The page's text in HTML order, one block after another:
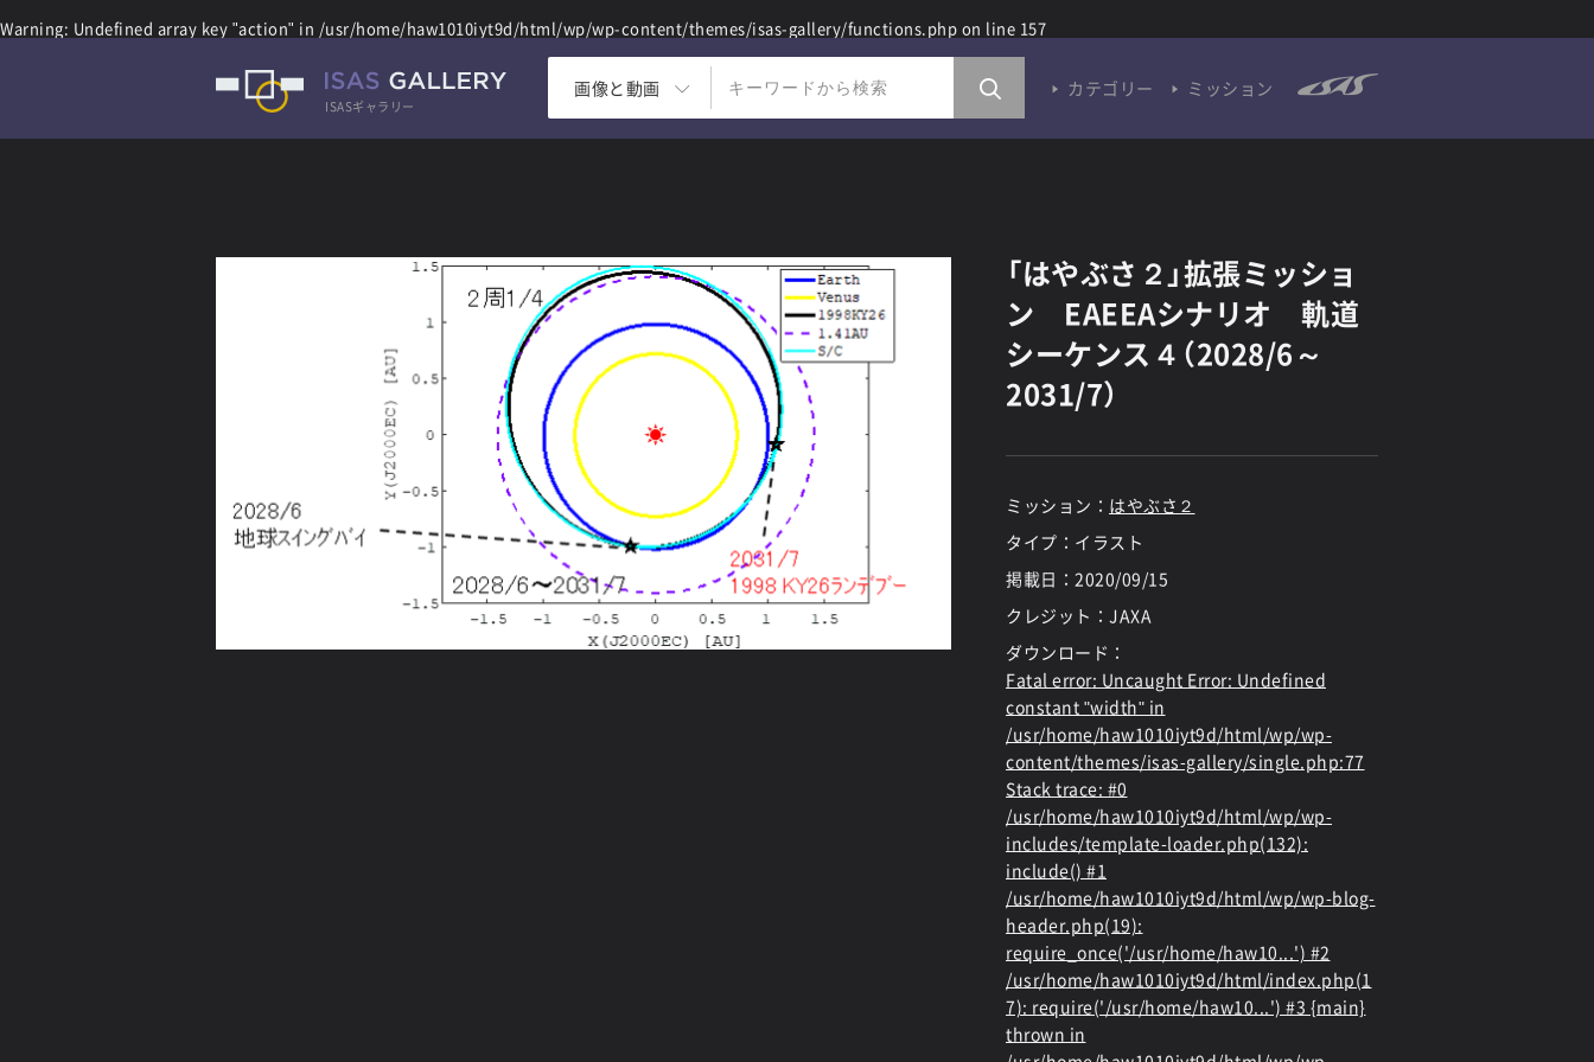
Warning: Undefined array key "action" in /usr/home/haw1010iyt9d/html/wp/wp-content/themes/isas-gallery/functions.php on line 157
ISASギャラリー
画像と動画 カテゴリー ミッション
「はやぶさ２」拡張ミッショ
ン EAEEAシナリオ 軌道
シーケンス４（2028/6～
2031/7）
ミッション： はやぶさ２
タイプ：イラスト
掲載日： 2020/09/15
クレジット：JAXA
ダウンロード：
Fatal error: Uncaught Error: Undefined
constant "width" in
/usr/home/haw1010iyt9d/html/wp/wp-
content/themes/isas-gallery/single.php:77
Stack trace: #0
/usr/home/haw1010iyt9d/html/wp/wp-
includes/template-loader.php(132):
include() #1
/usr/home/haw1010iyt9d/html/wp/wp-blog-
header.php(19):
require_once('/usr/home/haw10...') #2
/usr/home/haw1010iyt9d/html/index.php(1
7): require('/usr/home/haw10...') #3 {main}
thrown in